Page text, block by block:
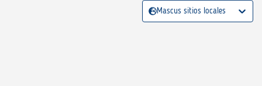
Mascus sitios locales